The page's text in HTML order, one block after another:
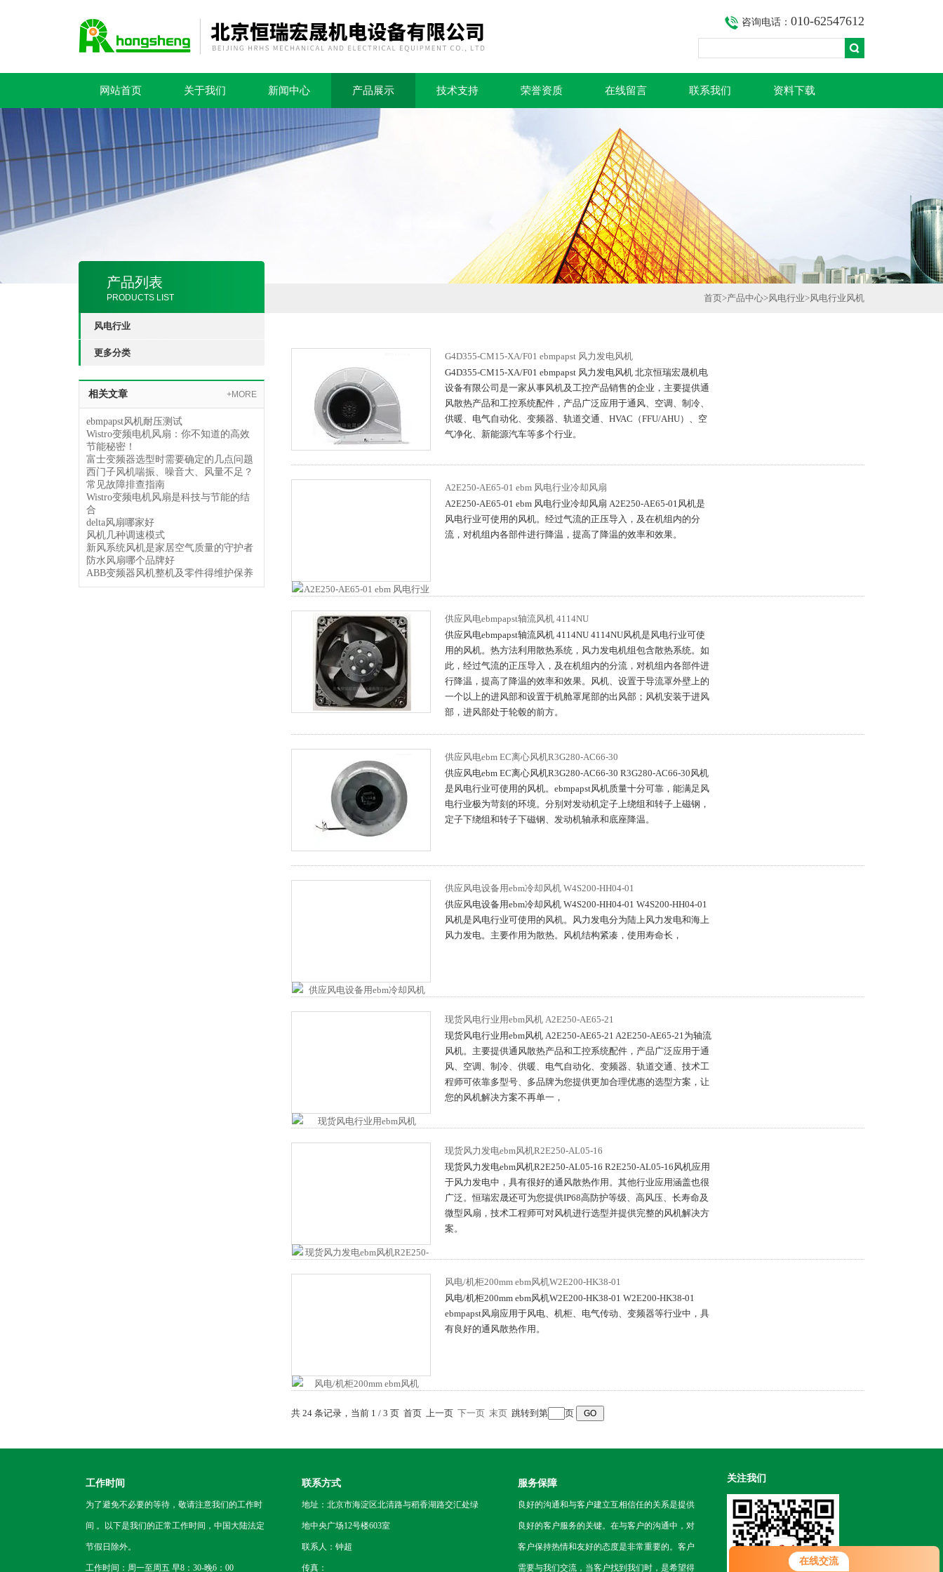
在线交流
咨询电话： 010-62547612
网站首页 关于我们 新闻中心 产品展示 技术支持 荣誉资质 在线留言 联系我们 资料下载
产品列表
PRODUCTS LIST
风电行业
更多分类
相关文章 +MORE
ebmpapst风机耐压测试
Wistro变频电机风扇：你不知道的高效
节能秘密！
富士变频器选型时需要确定的几点问题
西门子风机喘振、噪音大、风量不足？
常见故障排查指南
Wistro变频电机风扇是科技与节能的结
合
delta风扇哪家好
风机几种调速模式
新风系统风机是家居空气质量的守护者
防水风扇哪个品牌好
ABB变频器风机整机及零件得维护保养
首页>产品中心>风电行业>风电行业风机
G4D355-CM15-XA/F01 ebmpapst 风力发电风机
G4D355-CM15-XA/F01 ebmpapst 风力发电风机 北京恒瑞宏晟机电
设备有限公司是一家从事风机及工控产品销售的企业，主要提供通
风散热产品和工控系统配件，产品广泛应用于通风、空调、制冷、
供暖、电气自动化、变频器、轨道交通、HVAC（FFU/AHU）、空
气净化、新能源汽车等多个行业。
A2E250-AE65-01 ebm 风电行业冷却风扇
A2E250-AE65-01 ebm 风电行业冷却风扇 A2E250-AE65-01风机是
风电行业可使用的风机。经过气流的正压导入，及在机组内的分
流，对机组内各部件进行降温，提高了降温的效率和效果。
供应风电ebmpapst轴流风机 4114NU
供应风电ebmpapst轴流风机 4114NU 4114NU风机是风电行业可使
用的风机。热方法利用散热系统，风力发电机组包含散热系统。如
此，经过气流的正压导入，及在机组内的分流，对机组内各部件进
行降温，提高了降温的效率和效果。风机、设置于导流罩外壁上的
一个以上的进风部和设置于机舱罩尾部的出风部；风机安装于进风
部，进风部处于轮毂的前方。
供应风电ebm EC离心风机R3G280-AC66-30
供应风电ebm EC离心风机R3G280-AC66-30 R3G280-AC66-30风机
是风电行业可使用的风机。ebmpapst风机质量十分可靠，能满足风
电行业极为苛刻的环境。分别对发动机定子上绕组和转子上磁钢，
定子下绕组和转子下磁钢、发动机轴承和底座降温。
供应风电设备用ebm冷却风机 W4S200-HH04-01
供应风电设备用ebm冷却风机 W4S200-HH04-01 W4S200-HH04-01
风机是风电行业可使用的风机。风力发电分为陆上风力发电和海上
风力发电。主要作用为散热。风机结构紧凑，使用寿命长，
现货风电行业用ebm风机 A2E250-AE65-21
现货风电行业用ebm风机 A2E250-AE65-21 A2E250-AE65-21为轴流
风机。主要提供通风散热产品和工控系统配件，产品广泛应用于通
风、空调、制冷、供暖、电气自动化、变频器、轨道交通、技术工
程师可依靠多型号、多品牌为您提供更加合理优惠的选型方案，让
您的风机解决方案不再单一，
现货风力发电ebm风机R2E250-AL05-16
现货风力发电ebm风机R2E250-AL05-16 R2E250-AL05-16风机应用
于风力发电中，具有很好的通风散热作用。其他行业应用涵盖也很
广泛。恒瑞宏晟还可为您提供IP68高防护等级、高风压、长寿命及
微型风扇，技术工程师可对风机进行选型并提供完整的风机解决方
案。
风电/机柜200mm ebm风机W2E200-HK38-01
风电/机柜200mm ebm风机W2E200-HK38-01 W2E200-HK38-01
ebmpapst风扇应用于风电、机柜、电气传动、变频器等行业中，具
有良好的通风散热作用。
共 24 条记录，当前 1 / 3 页 首页 上一页 下一页 末页 跳转到第 页
工作时间
为了避免不必要的等待，敬请注意我们的工作时
间 。以下是我们的正常工作时间，中国大陆法定
节假日除外。
工作时间：周一至周五 早8：30-晚6：00
联系方式
地址：北京市海淀区北清路与稻香湖路交汇处绿
地中央广场12号楼603室
联系人：钟超
传真：
服务保障
良好的沟通和与客户建立互相信任的关系是提供
良好的客户服务的关键。在与客户的沟通中，对
客户保持热情和友好的态度是非常重要的。客户
需要与我们交流，当客户找到我们时，是希望得
关注我们